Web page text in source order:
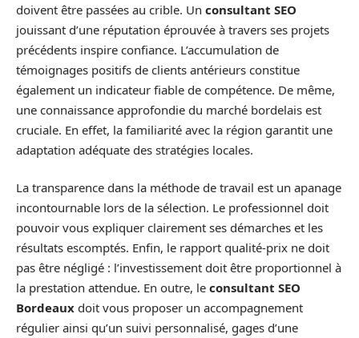
doivent être passées au crible. Un consultant SEO
jouissant d’une réputation éprouvée à travers ses projets
précédents inspire confiance. L’accumulation de
témoignages positifs de clients antérieurs constitue
également un indicateur fiable de compétence. De même,
une connaissance approfondie du marché bordelais est
cruciale. En effet, la familiarité avec la région garantit une
adaptation adéquate des stratégies locales.
La transparence dans la méthode de travail est un apanage
incontournable lors de la sélection. Le professionnel doit
pouvoir vous expliquer clairement ses démarches et les
résultats escomptés. Enfin, le rapport qualité-prix ne doit
pas être négligé : l’investissement doit être proportionnel à
la prestation attendue. En outre, le consultant SEO
Bordeaux doit vous proposer un accompagnement
régulier ainsi qu’un suivi personnalisé, gages d’une